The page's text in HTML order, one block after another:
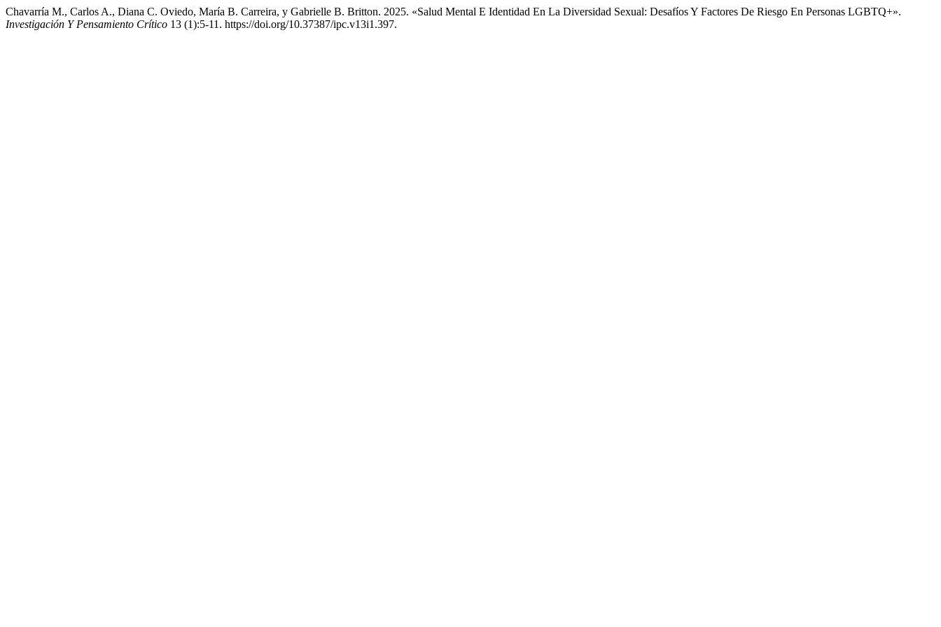
Chavarría M., Carlos A., Diana C. Oviedo, María B. Carreira, y Gabrielle B. Britton. 2025. «Salud Mental E Identidad En La Diversidad Sexual: Desafíos Y Factores De Riesgo En Personas LGBTQ+».
Investigación Y Pensamiento Crítico 13 (1):5-11. https://doi.org/10.37387/ipc.v13i1.397.